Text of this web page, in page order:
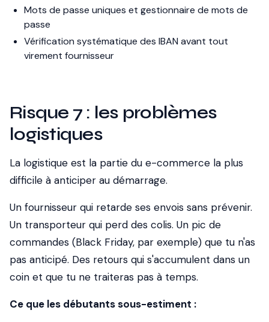
Mots de passe uniques et gestionnaire de mots de
passe
Vérification systématique des IBAN avant tout
virement fournisseur
Risque 7 : les problèmes
logistiques
La logistique est la partie du e-commerce la plus
difficile à anticiper au démarrage.
Un fournisseur qui retarde ses envois sans prévenir.
Un transporteur qui perd des colis. Un pic de
commandes (Black Friday, par exemple) que tu n'as
pas anticipé. Des retours qui s'accumulent dans un
coin et que tu ne traiteras pas à temps.
Ce que les débutants sous-estiment :